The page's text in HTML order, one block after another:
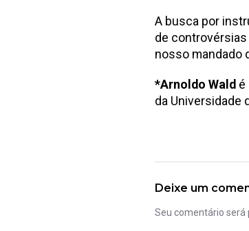
A busca por
de
nosso mandado
*Arnoldo Wald é
da Universidade
Deixe um
Seu comentário será